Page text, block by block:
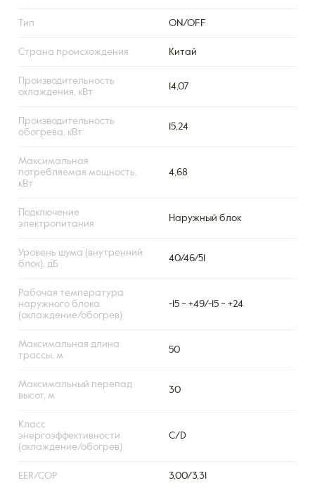
Тип ON/OFF
Страна происхождения Китай
Производительность
охлаждения, кВт
14,07
Производительность
обогрева, кВт
15,24
Максимальная
потребляемая мощность,
кВт
4,68
Подключение
электропитания
Наружный блок
Уровень шума (внутренний
блок), дБ
40/46/51
Рабочая температура
наружного блока
(охлаждение/обогрев)
-15 ~ +49/-15 ~ +24
Максимальная длина
трассы, м
50
Максимальный перепад
высот, м
30
Класс
энергоэффективности
(охлаждение/обогрев)
С/D
EER/COP 3,00/3,31